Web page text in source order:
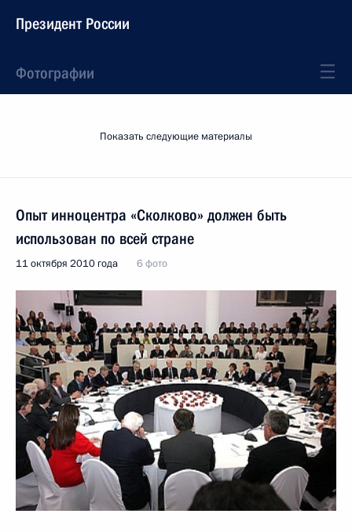
Президент России
Фотографии
Показать следующие материалы
Опыт инноцентра «Сколково» должен быть
использован по всей стране
11 октября 2010 года 6 фото